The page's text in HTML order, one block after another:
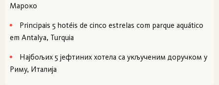
Мароко
Principais 5 hotéis de cinco estrelas com parque aquático
em Antalya, Turquia
Најбољих 5 јефтиних хотела са укљученим доручком у
Риму, Италија